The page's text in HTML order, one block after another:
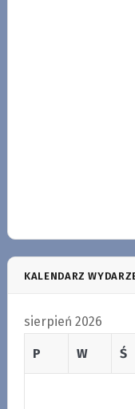
KALENDARZ
sierpień 2026
P W Ś